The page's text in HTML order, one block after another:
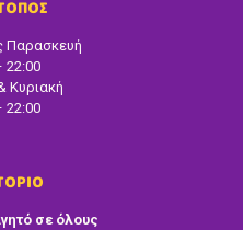
Παρασκευή
22:00
Κυριακή
22:00
σε όλους